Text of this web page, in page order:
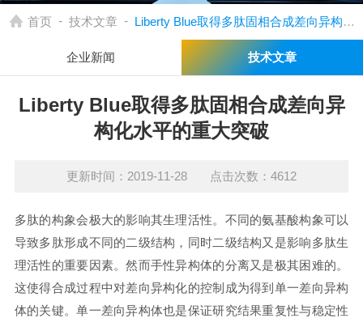
首页 - 技术文章 - Liberty Blue取得多肽固相合成差向异构化水平的重大突破
企业新闻 技术文章
Liberty Blue取得多肽固相合成差向异
构化水平的重大突破
更新时间：2019-11-28 点击次数：4612
多肽的构象会极大的影响其生理活性。不同的氨基酸构象可以
导致多肽形成不同的二级结构，同时二级结构又是影响多肽生
理活性的重要因素。然而手性异构体的分离又是极其困难的。
这使得合成过程中对差向异构化的控制成为得到单一差向异构
体的关键。单一差向异构体也是保证研究结果重复性与稳定性